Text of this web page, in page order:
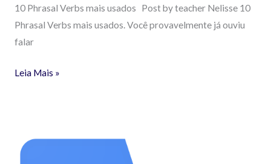
10 Phrasal Verbs mais usados Post by teacher Nelisse 10
Phrasal Verbs mais usados. Você provavelmente já ouviu
falar
Leia Mais »
SUAS